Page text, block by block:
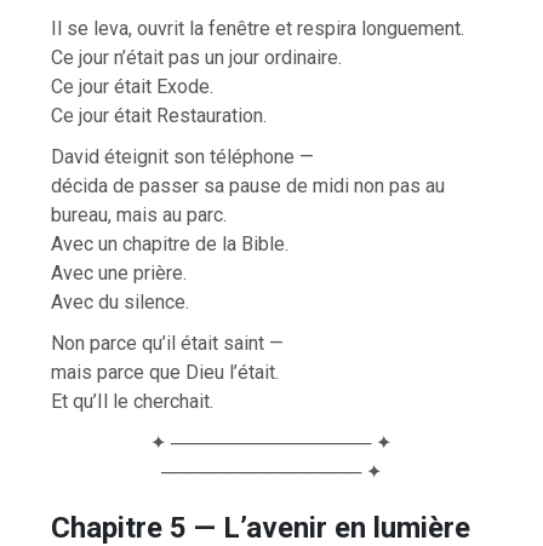
Il se leva, ouvrit la fenêtre et respira longuement.
Ce jour n’était pas un jour ordinaire.
Ce jour était Exode.
Ce jour était Restauration.
David éteignit son téléphone —
décida de passer sa pause de midi non pas au
bureau, mais au parc.
Avec un chapitre de la Bible.
Avec une prière.
Avec du silence.
Non parce qu’il était saint —
mais parce que Dieu l’était.
Et qu’Il le cherchait.
✦ ─────────────── ✦
─────────────── ✦
Chapitre 5 — L’avenir en lumière